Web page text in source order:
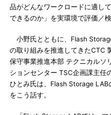
品がどんなワークロードに適し
できるのか」を実環境で評価／検
小野氏とともに、Flash
の取り組みを推進してきたCTC
保守事業推進本部 テクニカルソ
ションセンター TSC企画課主任
ひとみ氏は、Flash Storage LAB
をこう話す。